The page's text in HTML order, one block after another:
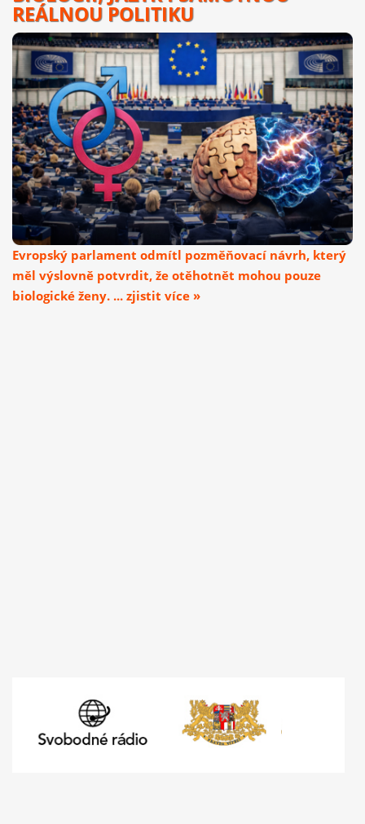
REÁLNOU POLITIKU
Evropský parlament odmítl pozměňovací návrh, který
měl výslovně potvrdit, že otěhotnět mohou pouze
biologické ženy. ... zjistit více »